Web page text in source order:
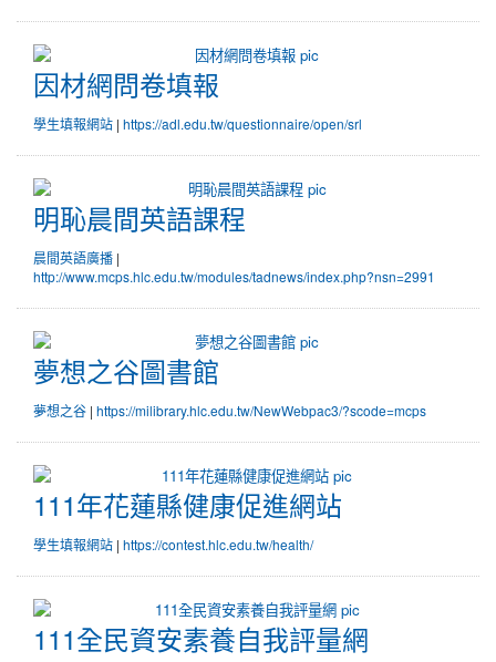
因材網問卷填報
學生填報網站 | https://adl.edu.tw/questionnaire/open/srl
明恥晨間英語課程
晨間英語廣播 |
http://www.mcps.hlc.edu.tw/modules/tadnews/index.php?nsn=2991
夢想之谷圖書館
夢想之谷 | https://milibrary.hlc.edu.tw/NewWebpac3/?scode=mcps
111年花蓮縣健康促進網站
111年花蓮縣健康促進網站
學生填報網站 | https://contest.hlc.edu.tw/health/
111全民資安素養自我評量網
111全民資安素養自我評量網